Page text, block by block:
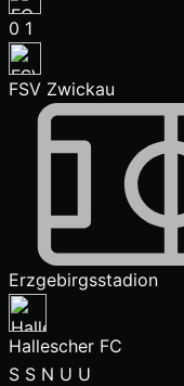
0 1
FSV Zwickau
Erzgebirgsstadion
Hallescher FC
S S N U U